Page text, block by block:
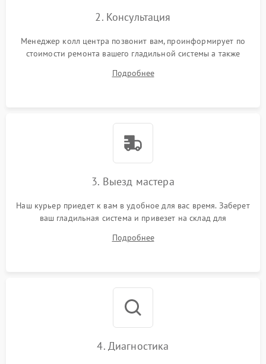
2. Консультация
Менеджер колл центра позвонит вам, проинформирует по
стоимости ремонта вашего гладильной системы а также
Подробнее
3. Выезд мастера
Наш курьер приедет к вам в удобное для вас время. Заберет
ваш гладильная система и привезет на склад для
Подробнее
4. Диагностика